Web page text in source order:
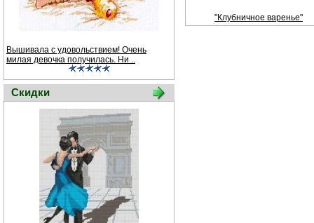
Вышивала с удовольствием! Очень
милая девочка получилась. Ни ..
Скидки
"Клубничное варенье"